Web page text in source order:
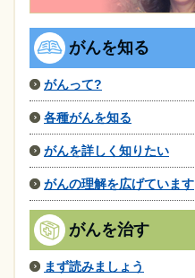
がんを知る
がんって?
各種がんを知る
がんを詳しく知りたい
がんの理解を広げています
がんを治す
まず読みましょう